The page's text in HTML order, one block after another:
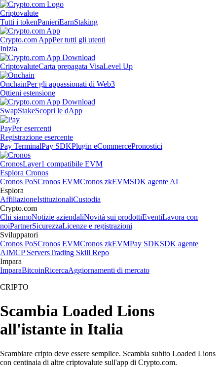
Criptovalute
Tutti i tokenPanieriEarnStaking
Crypto.com AppPer tutti gli utenti
Inizia
CriptovaluteCarta prepagata VisaLevel Up
OnchainPer gli appassionati di Web3
Ottieni estensione
SwapStakeScopri le dApp
PayPer esercenti
Registrazione esercente
Pay TerminalPay SDKPlugin eCommercePronostici
CronosLayer1 compatibile EVM
Esplora Cronos
Cronos PoSCronos EVMCronos zkEVMSDK agente AI
Esplora
AffiliazioneIstituzionaliCustodia
Crypto.com
Chi siamoNotizie aziendaliNovità sui prodottiEventiLavora con
noiPartnerSicurezzaLicenze e registrazioni
Sviluppatori
Cronos PoSCronos EVMCronos zkEVMPay SDKSDK agente
AIMCP ServersTrading Skill Repo
Impara
ImparaBitcoinRicercaAggiornamenti di mercato
CRIPTO
Scambia Loaded Lions
all'istante in Italia
Scambiare cripto deve essere semplice. Scambia subito Loaded Lions
con centinaia di altre criptovalute sull'app di Crypto.com.